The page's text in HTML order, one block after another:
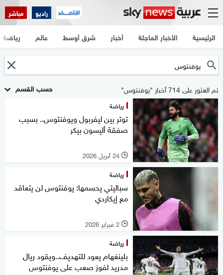
راديو مباشر
الرئيسية الأخبار العاجلة أخبار شرق أوسط عالم رياضة
حسب القسم تم العثور على 714 أخبار "يوفنتوس"
رياضة
توتر بين ليفربول ويوفنتوس.. بسبب
صفقة أليسون بيكر
l 24 أبريل 2026
رياضة
سباليتي يحسمها: يوفنتوس لن يتعاقد
مع إيكاردي
l 2 فبراير 2026
رياضة
بلينغهام يعود للتهديف..ويقود ريال
مدريد لفوز صعب على يوفنتوس